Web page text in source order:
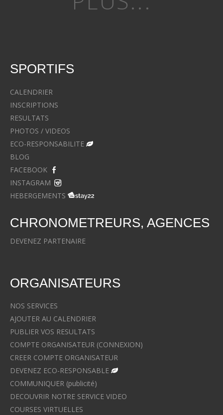
SPORTIFS
CALENDRIER
INSCRIPTIONS
RESULTATS
PHOTOS / VIDEOS
ECO-RESPONSABILITE
BLOG
FACEBOOK
INSTAGRAM
HEBERGEMENTS
CHRONOMETREURS, AGENCES
DEVENEZ PARTENAIRE
ORGANISATEURS
NOS SERVICES
AJOUTER AU CALENDRIER
PUBLIER VOS RESULTATS
COMPTE ORGANISATEUR (CONNEXION)
CREER COMPTE ORGANISATEUR
DEVENEZ ECO-RESPONSABLE
COMMUNIQUER (publicité)
DECOUVRIR NOTRE SERVICE VIDEO
COURSES VIRTUELLES